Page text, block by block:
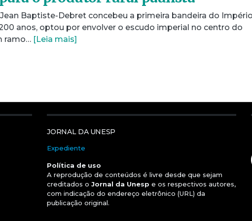
Baptiste-Debret concebeu a primeira bandeira do
anos, optou por envolver o escudo imperial no centro do
ramo… [Leia mais]
JORNAL DA UNESP
Expediente
Política de uso
A reprodução de conteúdos é livre desde que sejam
creditados oJornal da Unesp e os respectivos autores,
com indicação do endereço eletrônico (URL) da
publicação original.